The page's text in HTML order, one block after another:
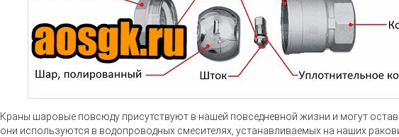
Краны шаровые повсюду присутствуют в нашей повседневной жизни и могут
они используются в водопроводных смесителях, устанавливаемых на наших